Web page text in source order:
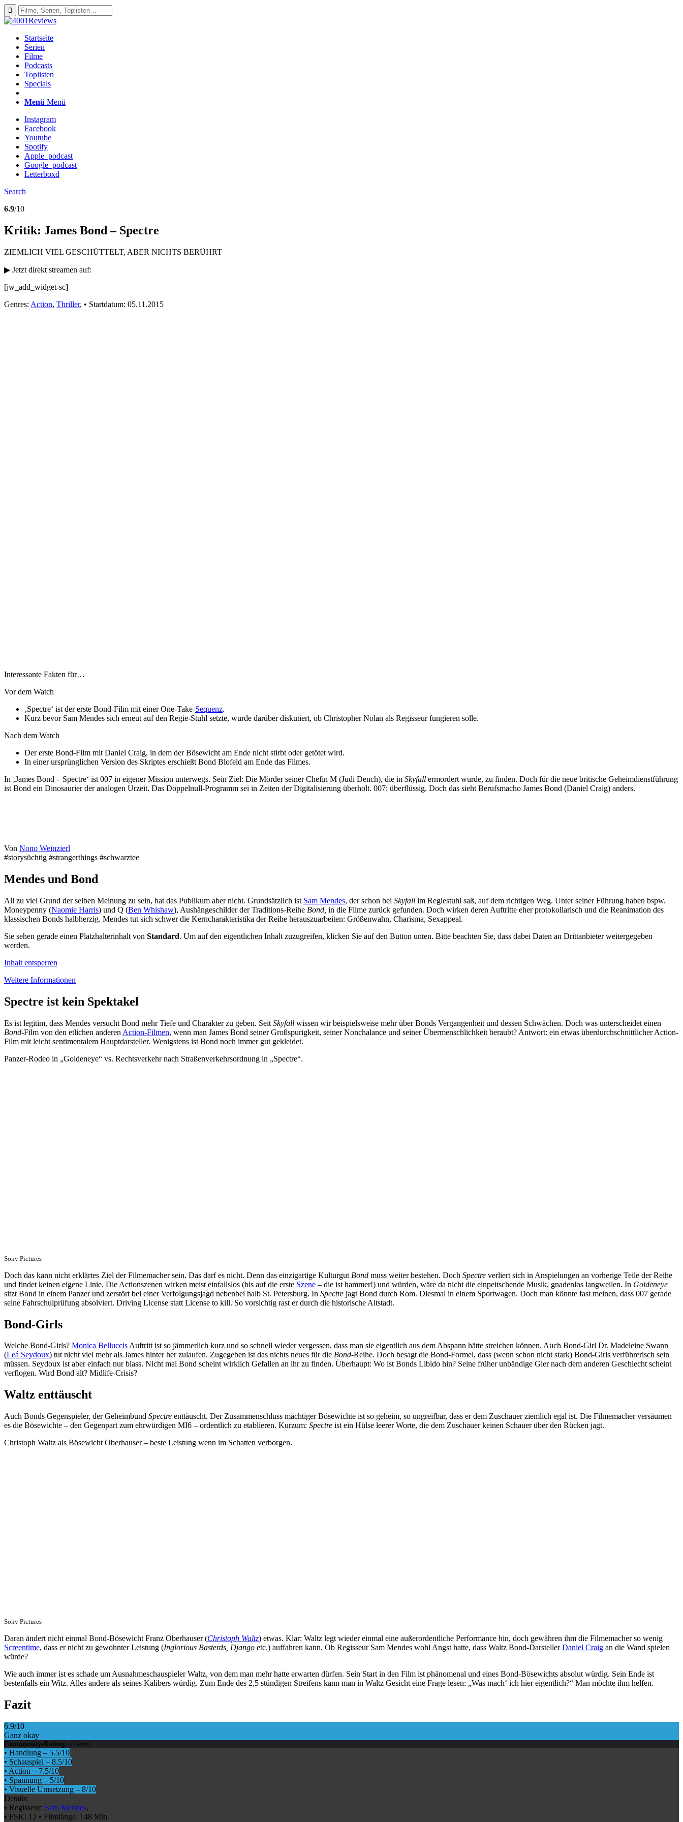
Startseite
Serien
Filme
Podcasts
Toplisten
Specials
Menü Menü
Instagram
Facebook
Youtube
Spotify
Apple_podcast
Google_podcast
Letterboxd
Search
6.9/10
Kritik: James Bond – Spectre
ZIEMLICH VIEL GESCHÜTTELT, ABER NICHTS BERÜHRT
▶ Jetzt direkt streamen auf:
[jw_add_widget-sc]
Genres: Action, Thriller, • Startdatum: 05.11.2015
Interessante Fakten für…
Vor dem Watch
‚Spectre‘ ist der erste Bond-Film mit einer One-Take-Sequenz.
Kurz bevor Sam Mendes sich erneut auf den Regie-Stuhl setzte, wurde darüber diskutiert, ob Christopher Nolan als Regisseur fungieren solle.
Nach dem Watch
Der erste Bond-Film mit Daniel Craig, in dem der Bösewicht am Ende nicht stirbt oder getötet wird.
In einer ursprünglichen Version des Skriptes erschießt Bond Blofeld am Ende das Filmes.
In ‚James Bond – Spectre‘ ist 007 in eigener Mission unterwegs. Sein Ziel: Die Mörder seiner Chefin M (Judi Dench), die in Skyfall ermordert wurde, zu finden. Doch für die neue britische Geheimdienstführung
ist Bond ein Dinosaurier der analogen Urzeit. Das Doppelnull-Programm sei in Zeiten der Digitalisierung überholt. 007: überflüssig. Doch das sieht Berufsmacho James Bond (Daniel Craig) anders.
Von Nono Weinzierl
#storysüchtig #strangerthings #schwarztee
Mendes und Bond
All zu viel Grund der selben Meinung zu sein, hat das Publikum aber nicht. Grundsätzlich ist Sam Mendes, der schon bei Skyfall im Regiestuhl saß, auf dem richtigen Weg. Unter seiner Führung haben bspw.
Moneypenny (Naomie Harris) und Q (Ben Whishaw), Aushängeschilder der Traditions-Reihe Bond in die Filme zurück gefunden. Doch wirken deren Auftritte eher protokollarisch und die Reanimation des
klassischen Bonds halbherzig. Mendes tut sich schwer die Kerncharakteristika der Reihe herauszuarbeiten: Größenwahn, Charisma, Sexappeal.
Sie sehen gerade einen Platzhalterinhalt von Standard. Um auf den eigentlichen Inhalt zuzugreifen, klicken Sie auf den Button unten. Bitte beachten Sie, dass dabei Daten an Drittanbieter weitergegeben
werden.
Inhalt entsperren
Weitere Informationen
Spectre ist kein Spektakel
Es ist legitim, dass Mendes versucht Bond mehr Tiefe und Charakter zu geben. Seit Skyfall wissen wir beispielsweise mehr über Bonds Vergangenheit und dessen Schwächen. Doch was unterscheidet einen
Bond-Film von den etlichen anderen Action-Filmen, wenn man James Bond seiner Großspurigkeit, seiner Nonchalance und seiner Übermenschlichkeit beraubt? Antwort: ein etwas überdurchschnittlicher Action-
Film mit leicht sentimentalem Hauptdarsteller. Wenigstens ist Bond noch immer gut gekleidet.
Panzer-Rodeo in „Goldeneye“ vs. Rechtsverkehr nach Straßenverkehrsordnung in „Spectre“.
Sony Pictures
Doch das kann nicht erklärtes Ziel der Filmemacher sein. Das darf es nicht. Denn das einzigartige Kulturgut Bond muss weiter bestehen. Doch Spectre verliert sich in Anspielungen an vorherige Teile der Reihe
und findet keinen eigene Linie. Die Actionszenen wirken meist einfallslos (bis auf die erste Szene – die ist hammer!) und würden, wäre da nicht die einpeitschende Musik, gnadenlos langweilen. In Goldeneye
sitzt Bond in einem Panzer und zerstört bei einer Verfolgungsjagd nebenbei halb St. Petersburg. In Spectre jagt Bond durch Rom. Diesmal in einem Sportwagen. Doch man könnte fast meinen, dass 007 gerade
seine Fahrschulprüfung absolviert. Driving License statt License to kill. So vorsichtig rast er durch die historische Altstadt.
Bond-Girls
Welche Bond-Girls? Monica BelluccisAuftritt ist so jämmerlich kurz und so schnell wieder vergessen, dass man sie eigentlich aus dem Abspann hätte streichen können. Auch Bond-Girl Dr. Madeleine Swann
(Leá Seydoux) tut nicht viel mehr als James hinter her zulaufen. Zugegeben ist das nichts neues für die Bond-Reihe. Doch besagt die Bond-Formel, dass (wenn schon nicht stark) Bond-Girls verführerisch sein
müssen. Seydoux ist aber einfach nur blass. Nicht mal Bond scheint wirklich Gefallen an ihr zu finden. Überhaupt: Wo ist Bonds Libido hin? Seine früher unbändige Gier nach dem anderen Geschlecht scheint
verflogen. Wird Bond alt? Midlife-Crisis?
Waltz enttäuscht
Auch Bonds Gegenspieler, der Geheimbund Spectre enttäuscht. Der Zusammenschluss mächtiger Bösewichte ist so geheim, so ungreifbar, dass er dem Zuschauer ziemlich egal ist. Die Filmemacher versäumen
es die Bösewichte – den Gegenpart zum ehrwürdigen MI6 – ordentlich zu etablieren. Kurzum: Spectre ist ein Hülse leerer Worte, die dem Zuschauer keinen Schauer über den Rücken jagt.
Christoph Waltz als Bösewicht Oberhauser – beste Leistung wenn im Schatten verborgen.
Sony Pictures
Daran ändert nicht einmal Bond-Bösewicht Franz Oberhauser (Christoph Waltz) etwas. Klar: Waltz legt wieder einmal eine außerordentliche Performance hin, doch gewähren ihm die Filmemacher so wenig
Screentime, dass er nicht zu gewohnter Leistung (Inglorious Basterds, Django etc.) auffahren kann. Ob Regisseur Sam Mendes wohl Angst hatte, dass Waltz Bond-DarstellerDaniel Craig an die Wand spielen
würde?
Wie auch immer ist es schade um Ausnahmeschauspieler Waltz, von dem man mehr hatte erwarten dürfen. Sein Start in den Film ist phänomenal und eines Bond-Bösewichts absolut würdig. Sein Ende ist
bestenfalls ein Witz. Alles andere als seines Kalibers würdig. Zum Ende des 2,5 stündigen Streifens kann man in Waltz Gesicht eine Frage lesen: „Was mach‘ ich hier eigentlich?“ Man möchte ihm helfen.
Fazit
6.9/10
Ganz okay
Community-Rating: 8 Votes)
• Handlung – 5.5/10
• Schauspiel – 8.5/10
• Action – 7.5/10
• Spannung – 5/10
• Visuelle Umsetzung – 8/10
Details:
• Regisseur: Sam Mendes,
• FSK: 12 • Filmlänge: 148 Min.